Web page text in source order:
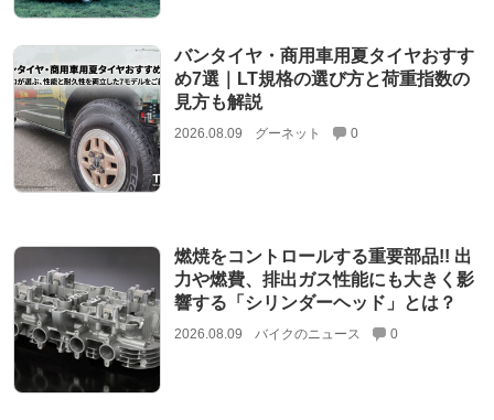
バンタイヤ・商用車用夏タイヤおすす
め7選｜LT規格の選び方と荷重指数の
見方も解説
2026.08.09 グーネット 0
燃焼をコントロールする重要部品!! 出
力や燃費、排出ガス性能にも大きく影
響する「シリンダーヘッド」とは？
2026.08.09 バイクのニュース 0